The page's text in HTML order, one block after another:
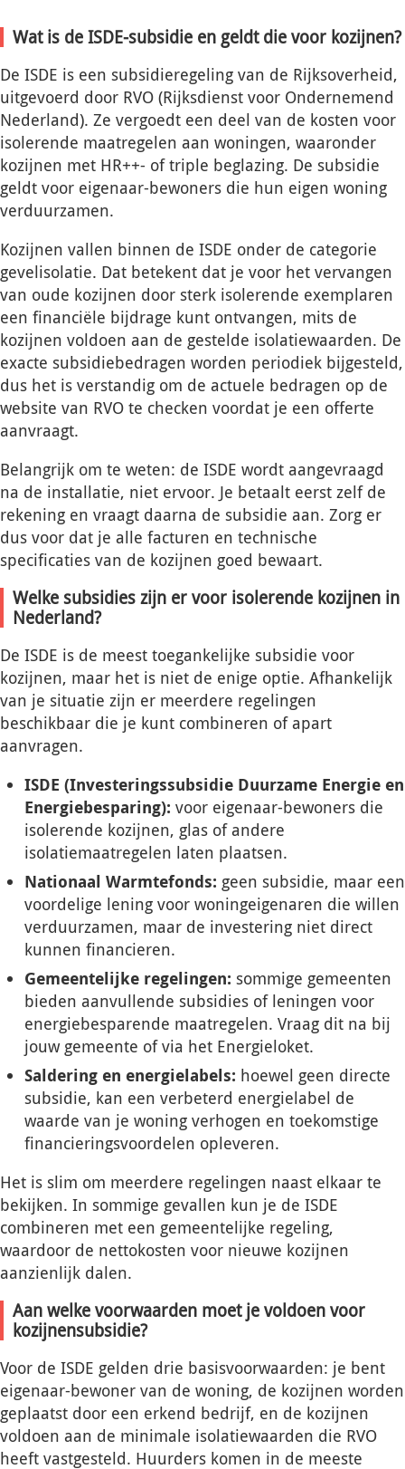
Wat is de ISDE-subsidie en geldt die voor kozijnen?
De ISDE is een subsidieregeling van de Rijksoverheid,
uitgevoerd door RVO (Rijksdienst voor Ondernemend
Nederland). Ze vergoedt een deel van de kosten voor
isolerende maatregelen aan woningen, waaronder
kozijnen met HR++- of triple beglazing. De subsidie
geldt voor eigenaar-bewoners die hun eigen woning
verduurzamen.
Kozijnen vallen binnen de ISDE onder de categorie
gevelisolatie. Dat betekent dat je voor het vervangen
van oude kozijnen door sterk isolerende exemplaren
een financiële bijdrage kunt ontvangen, mits de
kozijnen voldoen aan de gestelde isolatiewaarden. De
exacte subsidiebedragen worden periodiek bijgesteld,
dus het is verstandig om de actuele bedragen op de
website van RVO te checken voordat je een offerte
aanvraagt.
Belangrijk om te weten: de ISDE wordt aangevraagd
na de installatie, niet ervoor. Je betaalt eerst zelf de
rekening en vraagt daarna de subsidie aan. Zorg er
dus voor dat je alle facturen en technische
specificaties van de kozijnen goed bewaart.
Welke subsidies zijn er voor isolerende kozijnen in
Nederland?
De ISDE is de meest toegankelijke subsidie voor
kozijnen, maar het is niet de enige optie. Afhankelijk
van je situatie zijn er meerdere regelingen
beschikbaar die je kunt combineren of apart
aanvragen.
ISDE (Investeringssubsidie Duurzame Energie en
Energiebesparing): voor eigenaar-bewoners die
isolerende kozijnen, glas of andere
isolatiemaatregelen laten plaatsen.
Nationaal Warmtefonds: geen subsidie, maar een
voordelige lening voor woningeigenaren die willen
verduurzamen, maar de investering niet direct
kunnen financieren.
Gemeentelijke regelingen: sommige gemeenten
bieden aanvullende subsidies of leningen voor
energiebesparende maatregelen. Vraag dit na bij
jouw gemeente of via het Energieloket.
Saldering en energielabels: hoewel geen directe
subsidie, kan een verbeterd energielabel de
waarde van je woning verhogen en toekomstige
financieringsvoordelen opleveren.
Het is slim om meerdere regelingen naast elkaar te
bekijken. In sommige gevallen kun je de ISDE
combineren met een gemeentelijke regeling,
waardoor de nettokosten voor nieuwe kozijnen
aanzienlijk dalen.
Aan welke voorwaarden moet je voldoen voor
kozijnensubsidie?
Voor de ISDE gelden drie basisvoorwaarden: je bent
eigenaar-bewoner van de woning, de kozijnen worden
geplaatst door een erkend bedrijf, en de kozijnen
voldoen aan de minimale isolatiewaarden die RVO
heeft vastgesteld. Huurders komen in de meeste